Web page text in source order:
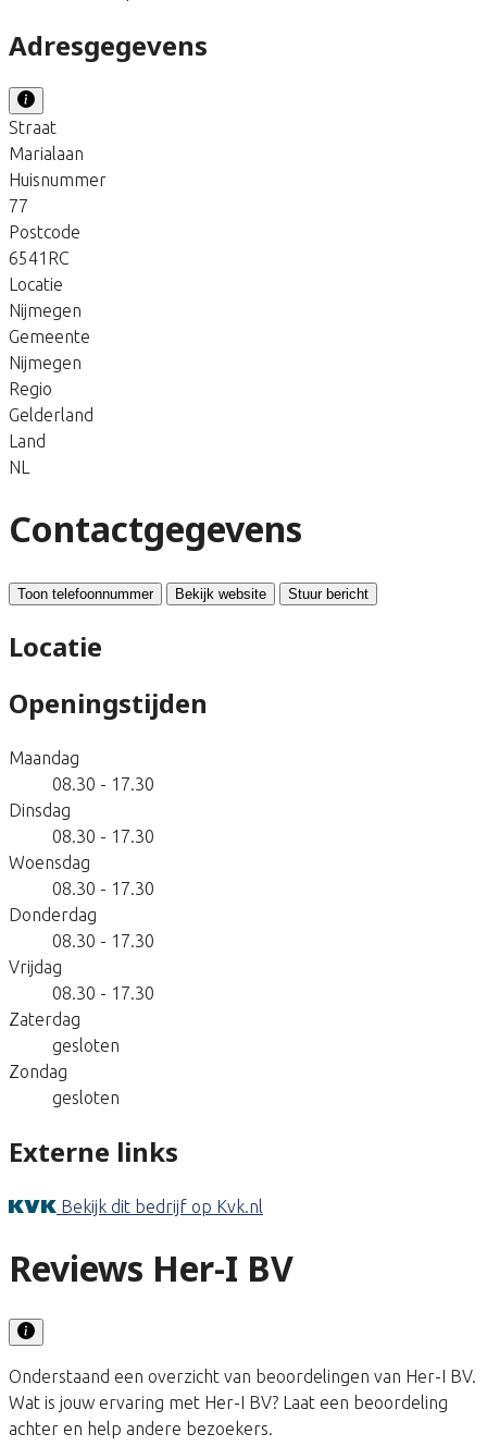
Adresgegevens
Straat
Marialaan
Huisnummer
77
Postcode
6541RC
Locatie
Nijmegen
Gemeente
Nijmegen
Regio
Gelderland
Land
NL
Contactgegevens
Toon telefoonnummer Bekijk website Stuur bericht
Locatie
Openingstijden
Maandag
08.30 - 17.30
Dinsdag
08.30 - 17.30
Woensdag
08.30 - 17.30
Donderdag
08.30 - 17.30
Vrijdag
08.30 - 17.30
Zaterdag
gesloten
Zondag
gesloten
Externe links
Bekijk dit bedrijf op Kvk.nl
Reviews Her-I BV
Onderstaand een overzicht van beoordelingen van Her-I BV.
Wat is jouw ervaring met Her-I BV? Laat een beoordeling
achter en help andere bezoekers.